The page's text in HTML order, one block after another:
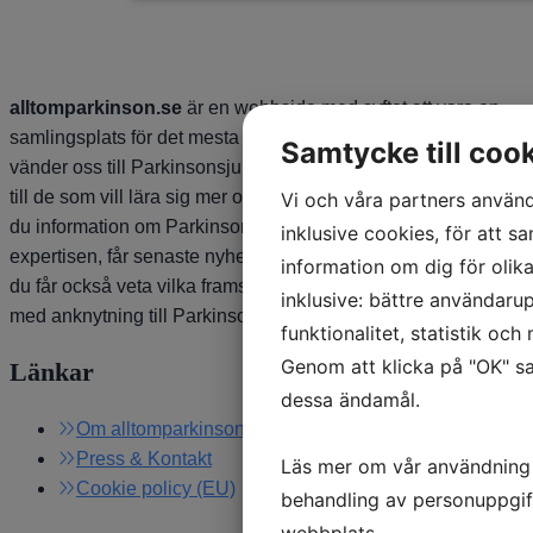
alltomparkinson.se är en webbsida med syftet att vara en
samlingsplats för det mesta som rör Parkinsons sjukdom. Vi
vänder oss till Parkinsonsjuka, anhöriga, vårdpersonal, och
till de som vill lära sig mer om Parkinsons sjukdom. Här hittar
du information om Parkinsons sjukdom, ställer frågor till
expertisen, får senaste nyheterna på forskningsfronten, och
du får också veta vilka framsteg som görs inom industrin,
med anknytning till Parkinsons sjukdom.
Länkar
Om alltomparkinson.se
Press & Kontakt
Cookie policy (EU)
Samtycke till
Vi och våra partners
inklusive cookies, för att
information om dig för
inklusive: bättre
funktionalitet, statistik och
Genom att klicka på "OK"
dessa ändamål.
Läs mer om vår
behandling av